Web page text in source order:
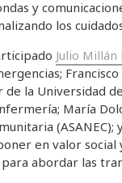
y
los
Julio Millán
de la Universidad
María
en valor
abordar las